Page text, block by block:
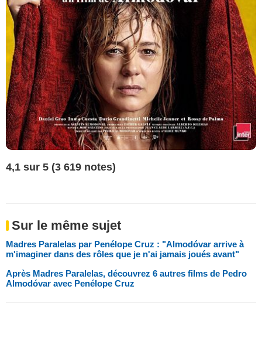
4,1 sur 5 (3 619 notes)
Sur le même sujet
Madres Paralelas par Penélope Cruz : "Almodóvar arrive à
m'imaginer dans des rôles que je n'ai jamais joués avant"
Après Madres Paralelas, découvrez 6 autres films de Pedro
Almodóvar avec Penélope Cruz